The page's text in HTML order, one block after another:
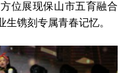
位展现保山市五育融合
镌刻专属青春记忆。